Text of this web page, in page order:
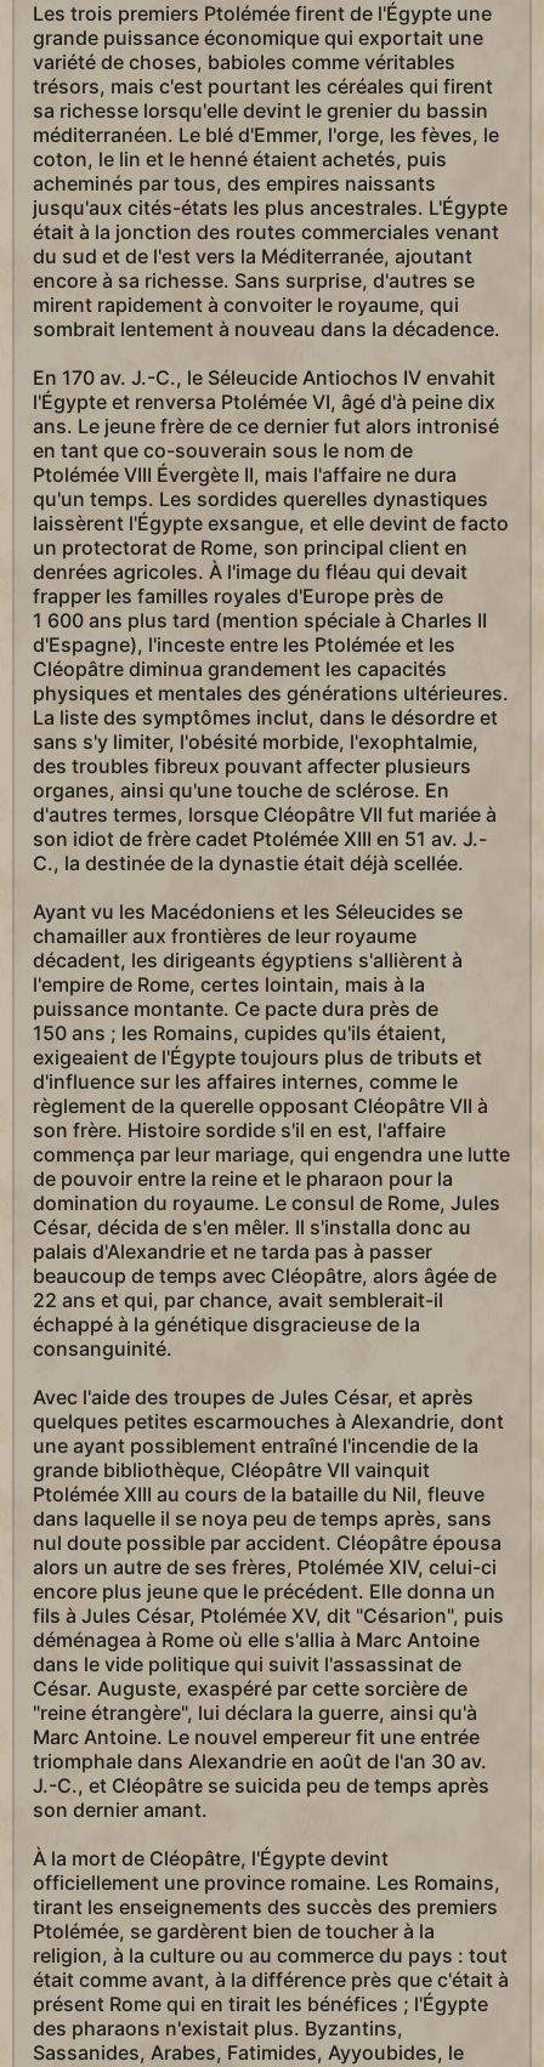
Les trois premiers Ptolémée firent de l'Égypte une
grande puissance économique qui exportait une
variété de choses, babioles comme véritables
trésors, mais c'est pourtant les céréales qui firent
sa richesse lorsqu'elle devint le grenier du bassin
méditerranéen. Le blé d'Emmer, l'orge, les fèves, le
coton, le lin et le henné étaient achetés, puis
acheminés par tous, des empires naissants
jusqu'aux cités-états les plus ancestrales. L'Égypte
était à la jonction des routes commerciales venant
du sud et de l'est vers la Méditerranée, ajoutant
encore à sa richesse. Sans surprise, d'autres se
mirent rapidement à convoiter le royaume, qui
sombrait lentement à nouveau dans la décadence.
En 170 av. J.-C., le Séleucide Antiochos IV envahit
l'Égypte et renversa Ptolémée VI, âgé d'à peine dix
ans. Le jeune frère de ce dernier fut alors intronisé
en tant que co-souverain sous le nom de
Ptolémée VIII Évergète II, mais l'affaire ne dura
qu'un temps. Les sordides querelles dynastiques
laissèrent l'Égypte exsangue, et elle devint de facto
un protectorat de Rome, son principal client en
denrées agricoles. À l'image du fléau qui devait
frapper les familles royales d'Europe près de
1 600 ans plus tard (mention spéciale à Charles II
d'Espagne), l'inceste entre les Ptolémée et les
Cléopâtre diminua grandement les capacités
physiques et mentales des générations ultérieures.
La liste des symptômes inclut, dans le désordre et
sans s'y limiter, l'obésité morbide, l'exophtalmie,
des troubles fibreux pouvant affecter plusieurs
organes, ainsi qu'une touche de sclérose. En
d'autres termes, lorsque Cléopâtre VII fut mariée à
son idiot de frère cadet Ptolémée XIII en 51 av. J.-
C., la destinée de la dynastie était déjà scellée.
Ayant vu les Macédoniens et les Séleucides se
chamailler aux frontières de leur royaume
décadent, les dirigeants égyptiens s'allièrent à
l'empire de Rome, certes lointain, mais à la
puissance montante. Ce pacte dura près de
150 ans ; les Romains, cupides qu'ils étaient,
exigeaient de l'Égypte toujours plus de tributs et
d'influence sur les affaires internes, comme le
règlement de la querelle opposant Cléopâtre VII à
son frère. Histoire sordide s'il en est, l'affaire
commença par leur mariage, qui engendra une lutte
de pouvoir entre la reine et le pharaon pour la
domination du royaume. Le consul de Rome, Jules
César, décida de s'en mêler. Il s'installa donc au
palais d'Alexandrie et ne tarda pas à passer
beaucoup de temps avec Cléopâtre, alors âgée de
22 ans et qui, par chance, avait semblerait-il
échappé à la génétique disgracieuse de la
consanguinité.
Avec l'aide des troupes de Jules César, et après
quelques petites escarmouches à Alexandrie, dont
une ayant possiblement entraîné l'incendie de la
grande bibliothèque, Cléopâtre VII vainquit
Ptolémée XIII au cours de la bataille du Nil, fleuve
dans laquelle il se noya peu de temps après, sans
nul doute possible par accident. Cléopâtre épousa
alors un autre de ses frères, Ptolémée XIV, celui-ci
encore plus jeune que le précédent. Elle donna un
fils à Jules César, Ptolémée XV, dit "Césarion", puis
déménagea à Rome où elle s'allia à Marc Antoine
dans le vide politique qui suivit l'assassinat de
César. Auguste, exaspéré par cette sorcière de
"reine étrangère", lui déclara la guerre, ainsi qu'à
Marc Antoine. Le nouvel empereur fit une entrée
triomphale dans Alexandrie en août de l'an 30 av.
J.-C., et Cléopâtre se suicida peu de temps après
son dernier amant.
À la mort de Cléopâtre, l'Égypte devint
officiellement une province romaine. Les Romains,
tirant les enseignements des succès des premiers
Ptolémée, se gardèrent bien de toucher à la
religion, à la culture ou au commerce du pays : tout
était comme avant, à la différence près que c'était à
présent Rome qui en tirait les bénéfices ; l'Égypte
des pharaons n'existait plus. Byzantins,
Sassanides, Arabes, Fatimides, Ayyoubides, le